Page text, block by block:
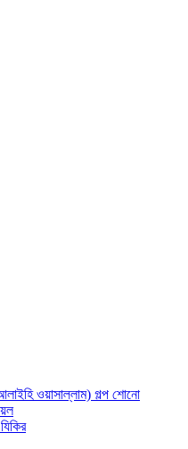
ওয়াসাল্লাম) গল্প শোনো